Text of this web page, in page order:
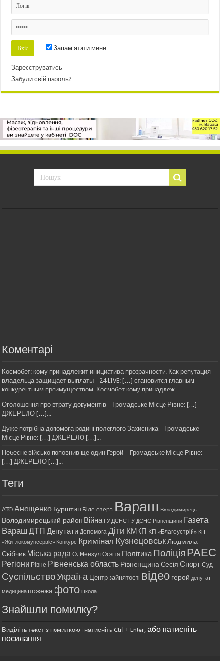
Запам'ятати мене
Зареєструватись
Забули свій пароль?
Коментарі
Космобет: кому принадлежит инициатива прозрачности. Как репутация
владельца защищает выплаты - 24 LIVE: […] становится главным
конкурентным преимуществом. Космобет кому принадлеж...
Оголошення про втрату документів – Громадське Місце Рівне: […]
ДЖЕРЕЛО […]...
Дуже потрібна допомога родині полеглого Захисника – Громадське
Місце Рівне: […] ДЖЕРЕЛО […]...
Небесне військо поповнив ще один Герой – Громадське Місце Рівне:
[…] ДЖЕРЕЛО […]...
Теги
АТО Анощенко Бурштин Біле озеро Вараш Володимирець
Володимирецький район Війна ГУ ДСНС ГУ ДСНС Рівненщини Газета
Вараш ДТП Депутати Допомога Діти КМКП КП «Благоустрій» КП
«Житлокомунсервіс» Конкурс Кримінал Кузнецовськ Людмила
Скібчик Міська рада О. Мензул Освіта ПолітикаПоліція РАЕС
Регіони Рівне Рівненська область Рівненщина Сесія Спорт Суд
Суспільство Україна Центр зайнятості відео герой депутат
медицина пожежа фото школа
Знайшли помилку?
Виділіть текст з помилкою і натисніть Ctrl + Enter,або натисніть
посилання